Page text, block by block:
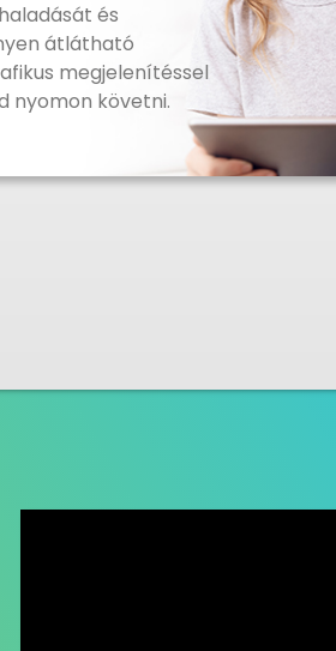
és
átlátható
megjelenítéssel
nyomon követni.